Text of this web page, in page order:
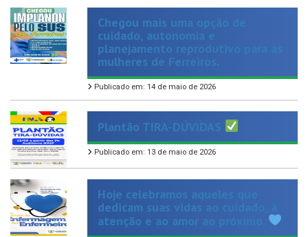
cuidado, autonomia e
planejamento reprodutivo para as
mulheres de Ferreiros.
Publicado em: 14 de maio de 2026
Plantão TIRA-DÚVIDAS
Publicado em: 13 de maio de 2026
Hoje celebramos aqueles que
dedicam suas vidas ao cuidado, à
atenção e ao amor ao próximo.
Publicado em: 13 de maio de 2026